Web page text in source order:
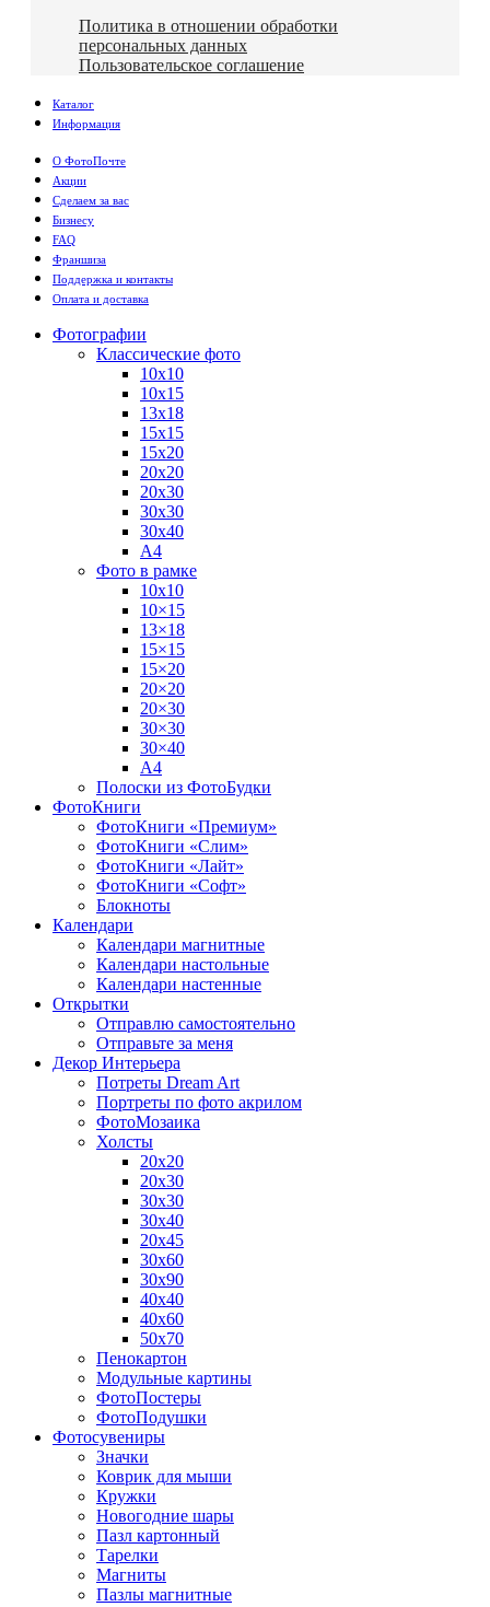
Политика в отношении обработки
персональных данных
Пользовательское соглашение
Каталог
Информация
О ФотоПочте
Акции
Сделаем за вас
Бизнесу
FAQ
Франшиза
Поддержка и контакты
Оплата и доставка
Фотографии
Классические фото
10х10
10х15
13х18
15х15
15х20
20х20
20х30
30х30
30х40
А4
Фото в рамке
10х10
10×15
13×18
15×15
15×20
20×20
20×30
30×30
30×40
A4
Полоски из ФотоБудки
ФотоКниги
ФотоКниги «Премиум»
ФотоКниги «Слим»
ФотоКниги «Лайт»
ФотоКниги «Софт»
Блокноты
Календари
Календари магнитные
Календари настольные
Календари настенные
Открытки
Отправлю самостоятельно
Отправьте за меня
Декор Интерьера
Потреты Dream Art
Портреты по фото акрилом
ФотоМозаика
Холсты
20х20
20х30
30х30
30х40
20х45
30х60
30х90
40х40
40х60
50х70
Пенокартон
Модульные картины
ФотоПостеры
ФотоПодушки
Фотоcувениры
Значки
Коврик для мыши
Кружки
Новогодние шары
Пазл картонный
Тарелки
Магниты
Пазлы магнитные